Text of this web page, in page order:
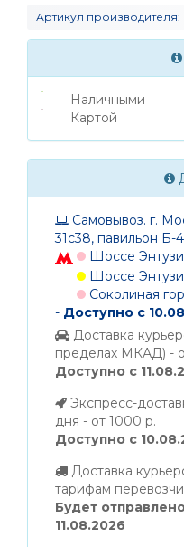
Артикул производителя:
Наличными
Картой
Самовывоз. г.
31с38, павильон Б-4
Шоссе
Шоссе
Соколиная
- Доступно с
Доставка
пределах МКАД) -
Доступно с
Экспресс-
дня - от 1000 р.
Доступно с
Доставка
тарифам
Будет
11.08.2026